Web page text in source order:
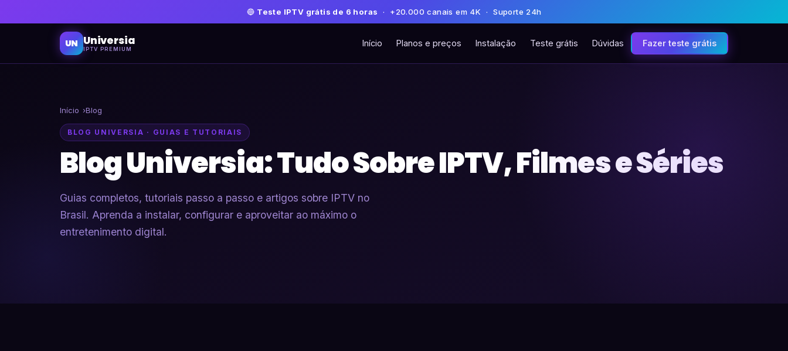
🔵 Teste IPTV grátis de 6 horas · +20.000 canais em 4K · Suporte 24h
UN Universia
IPTV PREMIUM
Início Planos e preços Instalação Teste grátis Dúvidas Fazer teste grátis
Início Blog
BLOG UNIVERSIA · GUIAS E TUTORIAIS
Blog Universia: Tudo Sobre IPTV, Filmes e Séries
Guias completos, tutoriais passo a passo e artigos sobre IPTV no
Brasil. Aprenda a instalar, configurar e aproveitar ao máximo o
entretenimento digital.